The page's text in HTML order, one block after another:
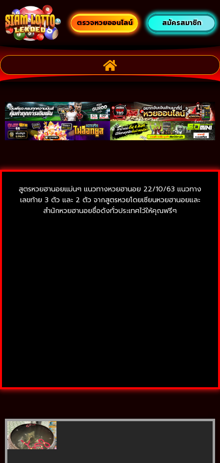
ตรวจหวยออนไลน์ สมัครสมาชิก
สูตรหวยฮานอยแม่นๆ แนวทางหวยฮานอย 22/10/63 แนวทาง
เลขท้าย 3 ตัว และ 2 ตัว จากสูตรหวยโดยเซียนหวยฮานอยและ
สำนักหวยฮานอยชื่อดังทั่วประเทศไว้ให้คุณฟรีๆ